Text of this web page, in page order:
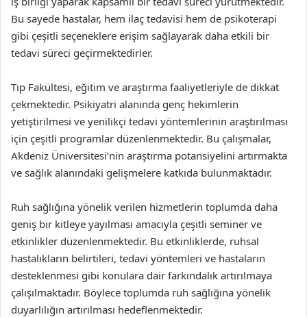
Bu sayede hastalar, hem ilaç tedavisi hem de psikoterapi
gibi çeşitli seçeneklere erişim sağlayarak daha etkili bir
tedavi süreci geçirmektedirler.
Tıp Fakültesi, eğitim ve araştırma faaliyetleriyle de dikkat
çekmektedir. Psikiyatri alanında genç hekimlerin
yetiştirilmesi ve yenilikçi tedavi yöntemlerinin araştırılması
için çeşitli programlar düzenlenmektedir. Bu çalışmalar,
Akdeniz Üniversitesi’nin araştırma potansiyelini artırmakta
ve sağlık alanındaki gelişmelere katkıda bulunmaktadır.
Ruh sağlığına yönelik verilen hizmetlerin toplumda daha
geniş bir kitleye yayılması amacıyla çeşitli seminer ve
etkinlikler düzenlenmektedir. Bu etkinliklerde, ruhsal
hastalıkların belirtileri, tedavi yöntemleri ve hastaların
desteklenmesi gibi konulara dair farkındalık artırılmaya
çalışılmaktadır. Böylece toplumda ruh sağlığına yönelik
duyarlılığın artırılması hedeflenmektedir.